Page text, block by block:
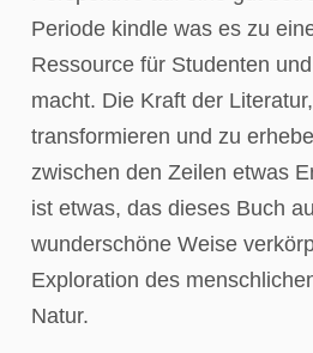
Periode kindle was es zu
Ressource für Studenten
macht. Die Kraft der
transformieren und zu
zwischen den Zeilen etwas
ist etwas, das dieses Buch
wunderschöne Weise
Exploration des
Natur.